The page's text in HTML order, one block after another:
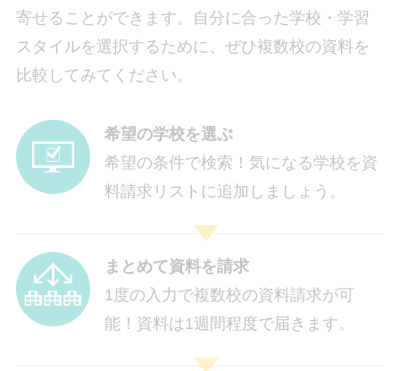
寄せることができます。自分に合った学校・学習
スタイルを選択するために、ぜひ複数校の資料を
比較してみてください。
希望の学校を選ぶ
希望の条件で検索！気になる学校を資
料請求リストに追加しましょう。
まとめて資料を請求
1度の入力で複数校の資料請求が可
能！資料は1週間程度で届きます。